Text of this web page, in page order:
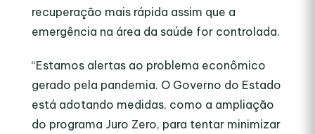
recuperação mais rápida assim que a
emergência na área da saúde for controlada.
“Estamos alertas ao problema econômico
gerado pela pandemia. O Governo do Estado
está adotando medidas, como a ampliação
do programa Juro Zero, para tentar minimizar